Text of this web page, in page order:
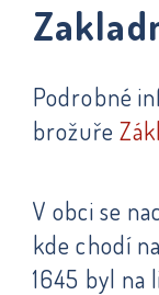
Podrobné
brožuře
V obci se
kde chodí
1645 byl na